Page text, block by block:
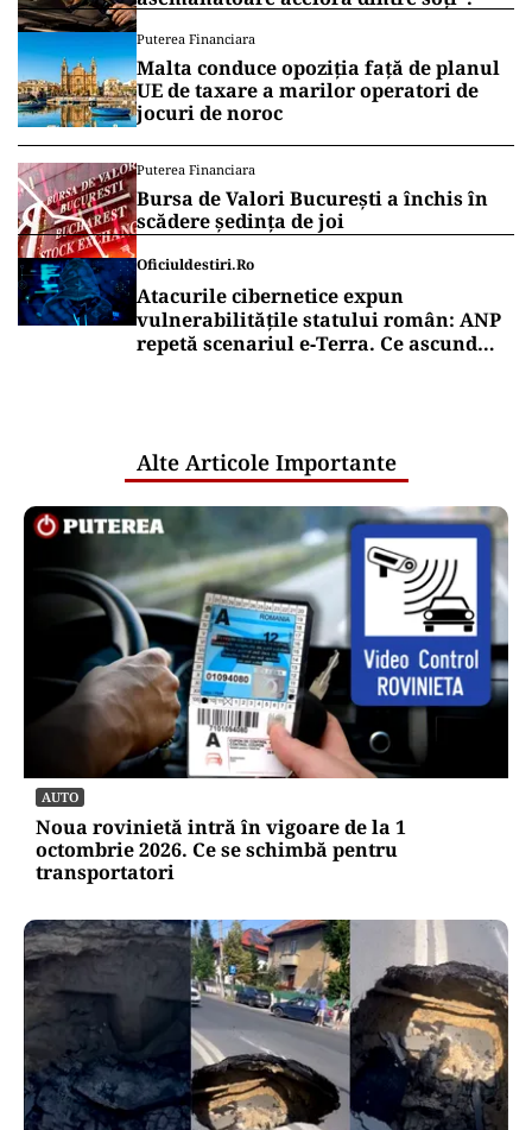
Puterea Financiara
Malta conduce opoziția față de planul
UE de taxare a marilor operatori de
jocuri de noroc
Puterea Financiara
Bursa de Valori București a închis în
scădere ședința de joi
Oficiuldestiri.ro
Atacurile cibernetice expun
vulnerabilitățile statului român: ANP
repetă scenariul e‑Terra. Ce ascund
Alte Articole Importante
AUTO
Noua rovinietă intră în vigoare de la 1
octombrie 2026. Ce se schimbă pentru
transportatori